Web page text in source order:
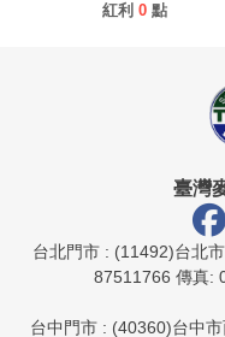
紅利 0 點
臺灣
台北門市 : (11492)台北
87511766 傳真:
台中門市 : (40360)台中